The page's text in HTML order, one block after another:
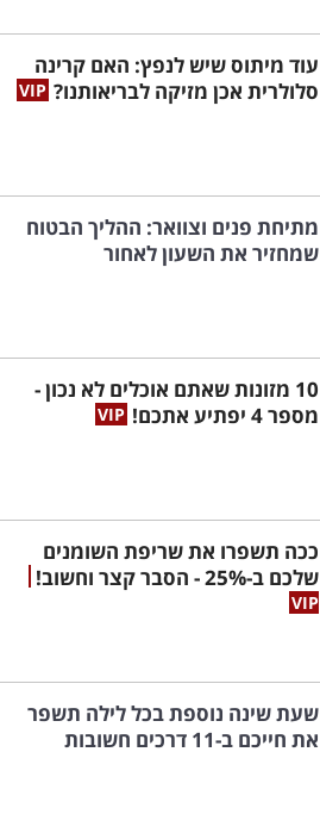
עוד מיתוס שיש לנפץ: האם קרינה
סלולרית אכן מזיקה לבריאותנו?
מתיחת פנים וצוואר: ההליך הבטוח
שמחזיר את השעון לאחור
10 מזונות שאתם אוכלים לא נכון -
מספר 4 יפתיע אתכם!
ככה תשפרו את שריפת השומנים
שלכם ב-25% - הסבר קצר וחשוב!
שעת שינה נוספת בכל לילה תשפר
את חייכם ב-11 דרכים חשובות